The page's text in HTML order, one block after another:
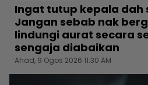
Ingat tutup kepala dah
Jangan sebab nak
lindungi aurat secara
sengaja diabaikan
Ahad, 9 Ogos 2026 11:30 AM